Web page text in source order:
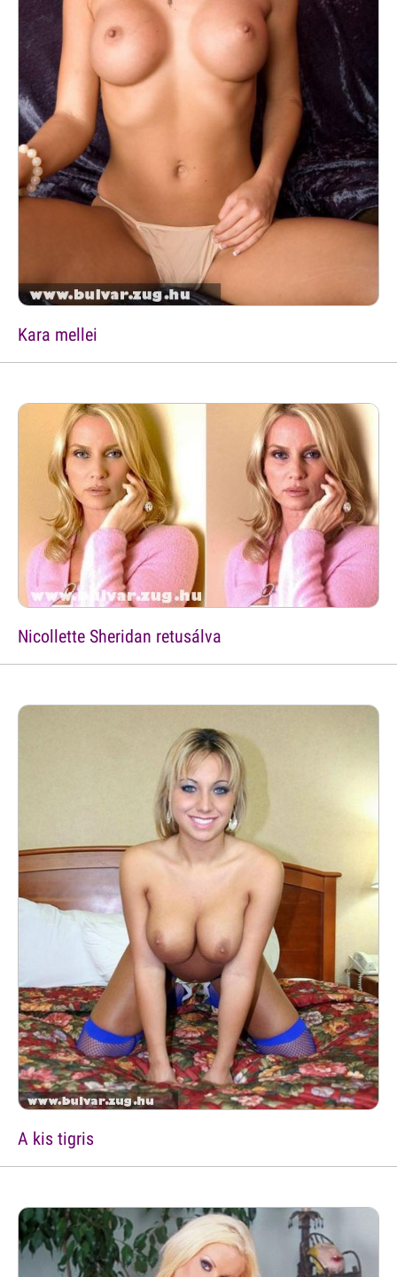
Kara mellei
Nicollette Sheridan retusálva
A kis tigris